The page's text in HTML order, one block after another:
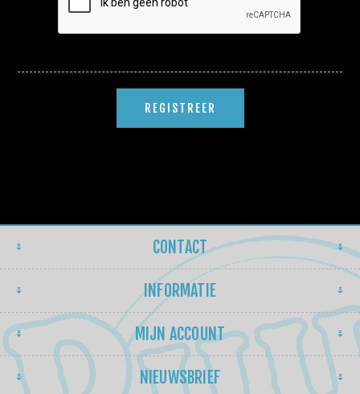
CONTACT
INFORMATIE
MIJN ACCOUNT
NIEUWSBRIEF